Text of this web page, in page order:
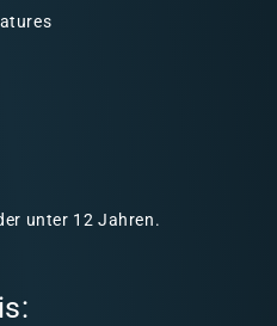
unter 12 Jahren.